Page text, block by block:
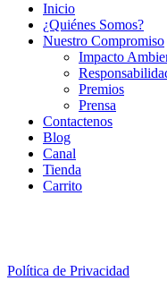
Inicio
¿Quiénes Somos?
Nuestro Compromiso
Impacto
Premios
Prensa
Contactenos
Blog
Canal
Tienda
Carrito
Política de Privacidad